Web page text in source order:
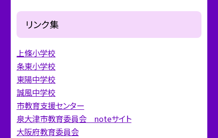
リンク集
上條小学校
条東小学校
東陽中学校
誠風中学校
市教育支援センター
泉大津市教育委員会 noteサイト
大阪府教育委員会